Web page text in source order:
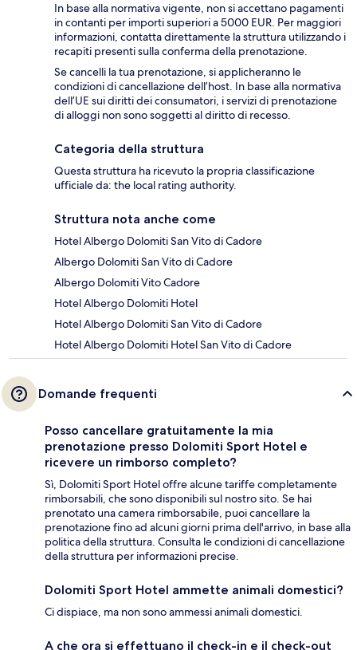
In base alla normativa vigente, non si accettano pagamenti
in contanti per importi superiori a 5000 EUR. Per maggiori
informazioni, contatta direttamente la struttura utilizzando i
recapiti presenti sulla conferma della prenotazione.
Se cancelli la tua prenotazione, si applicheranno le
condizioni di cancellazione dell’host. In base alla normativa
dell’UE sui diritti dei consumatori, i servizi di prenotazione
di alloggi non sono soggetti al diritto di recesso.
Categoria della struttura
Questa struttura ha ricevuto la propria classificazione
ufficiale da: the local rating authority.
Struttura nota anche come
Hotel Albergo Dolomiti San Vito di Cadore
Albergo Dolomiti San Vito di Cadore
Albergo Dolomiti Vito Cadore
Hotel Albergo Dolomiti Hotel
Hotel Albergo Dolomiti San Vito di Cadore
Hotel Albergo Dolomiti Hotel San Vito di Cadore
Domande frequenti
Posso cancellare gratuitamente la mia
prenotazione presso Dolomiti Sport Hotel e
ricevere un rimborso completo?
Sì, Dolomiti Sport Hotel offre alcune tariffe completamente
rimborsabili, che sono disponibili sul nostro sito. Se hai
prenotato una camera rimborsabile, puoi cancellare la
prenotazione fino ad alcuni giorni prima dell'arrivo, in base alla
politica della struttura. Consulta le condizioni di cancellazione
della struttura per informazioni precise.
Dolomiti Sport Hotel ammette animali domestici?
Ci dispiace, ma non sono ammessi animali domestici.
A che ora si effettuano il check-in e il check-out